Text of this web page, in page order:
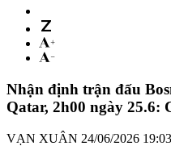
Nhận định trận đấu
Qatar, 2h00 ngày 25.6:
VẠN XUÂN 24/06/2026 19:03